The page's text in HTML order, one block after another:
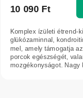
10 090 Ft
Komplex ízületi étrend-
glükózaminnal,
mel, amely támogatja
porcok egészségét,
mozgékonyságot. Nagy